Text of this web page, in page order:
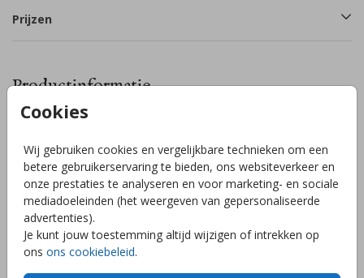
Cookies
Wij gebruiken cookies en vergelijkbare technieken om een
betere gebruikerservaring te bieden, ons websiteverkeer en
onze prestaties te analyseren en voor marketing- en sociale
mediadoeleinden (het weergeven van gepersonaliseerde
advertenties).
Je kunt jouw toestemming altijd wijzigen of intrekken op
ons ons cookiebeleid.
Prijzen
Productinformatie
Maak van het versturen van je trouwkaart een feestje! De
zegels/stickers zijn Ø 35 mm en ze zijn te bestellen per 25
stuks.
Collectie
Trouwkaart sluitzegels zelf maken